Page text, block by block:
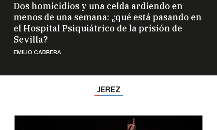
Dos homicidios y una celda ardiendo en
menos de una semana: ¿qué está pasando en
el Hospital Psiquiátrico de la prisión de
Sevilla?
EMILIO CABRERA
JEREZ